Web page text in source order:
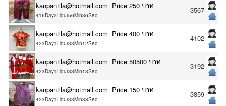
kanpantila@hotmail.com Price 250 บาท
416Day2Hour56Min36Sec
3567
kanpantila@hotmail.com Price 400 บาท
423Day1Hour33Min12Sec
4102
kanpantila@hotmail.com Price 50500 บาท
423Day1Hour33Min13Sec
3192
kanpantila@hotmail.com Price 150 บาท
423Day1Hour33Min38Sec
3859